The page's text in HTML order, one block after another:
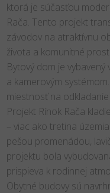
ktorá je súčasťou
Rača. Tento projekt
závodov na atraktívnu
života a komunitné
Bytový dom je
a kamerovým
miestnosť na odkladanie
Projekt Rínok Rača
– viac ako tretina
pešou promenádou,
projektu bola
prispieva k rodinnej
Obytné budovy sú